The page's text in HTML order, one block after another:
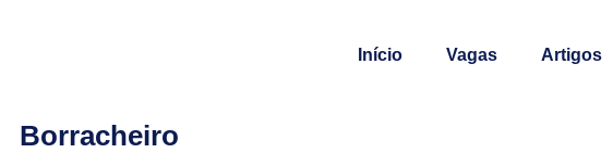
Início Vagas Artigos
Borracheiro